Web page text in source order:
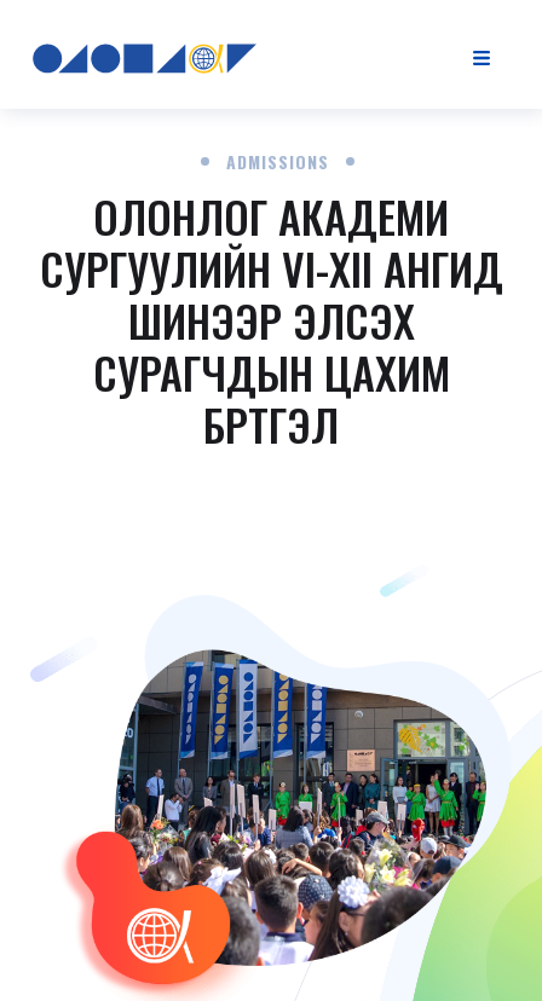
ADMISSIONS
ОЛОНЛОГ АКАДЕМИ
СУРГУУЛИЙН VI-XII АНГИД
ШИНЭЭР ЭЛСЭХ
СУРАГЧДЫН ЦАХИМ
БҮРТГЭЛ